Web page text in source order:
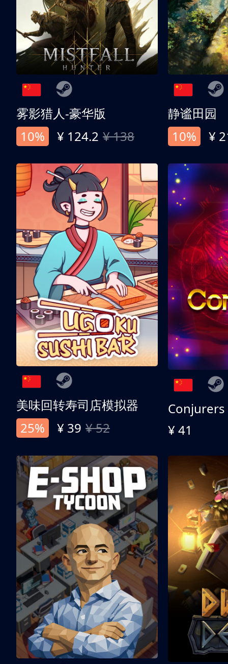
雾影猎人-豪华版
10%
¥ 124.2 ¥ 138
静谧田园
10%
¥
美味回转寿司店模拟器
25%
¥ 39 ¥ 52
Conjurers
¥ 41